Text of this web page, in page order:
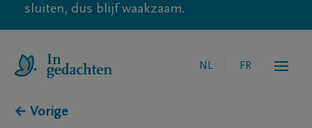
sluiten, dus blijf waakzaam.
NL FR
← Vorige